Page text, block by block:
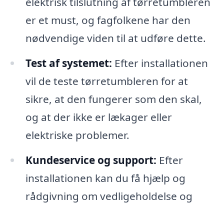
er et must, og fagfolkene har den
nødvendige viden til at udføre dette.
Test af systemet: Efter installationen
vil de teste tørretumbleren for at
sikre, at den fungerer som den skal,
og at der ikke er lækager eller
elektriske problemer.
Kundeservice og support: Efter
installationen kan du få hjælp og
rådgivning om vedligeholdelse og